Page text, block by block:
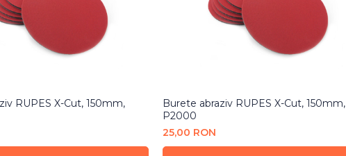
RUPES X-Cut, 150mm,
Burete abraziv RUPES X-Cut, 150mm,
P2000
25,00 RON